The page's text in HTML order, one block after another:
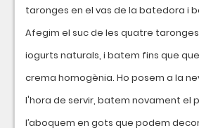
taronges en el vas de la batedora i
Afegim el suc de les quatre
iogurts naturals, i batem fins que
crema homogènia. Ho posem a la
l'hora de servir, batem novament el
l’aboquem en gots que podem